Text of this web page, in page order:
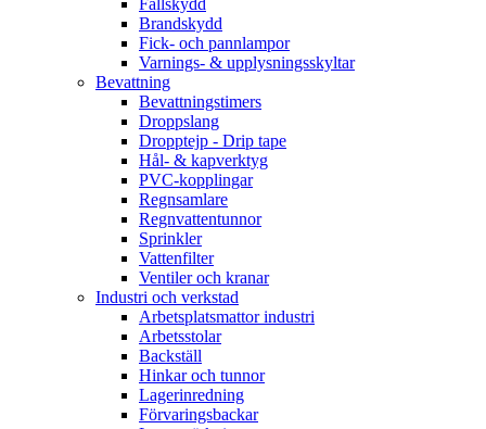
Fallskydd
Brandskydd
Fick- och pannlampor
Varnings- & upplysningsskyltar
Bevattning
Bevattningstimers
Droppslang
Dropptejp - Drip tape
Hål- & kapverktyg
PVC-kopplingar
Regnsamlare
Regnvattentunnor
Sprinkler
Vattenfilter
Ventiler och kranar
Industri och verkstad
Arbetsplatsmattor industri
Arbetsstolar
Backställ
Hinkar och tunnor
Lagerinredning
Förvaringsbackar